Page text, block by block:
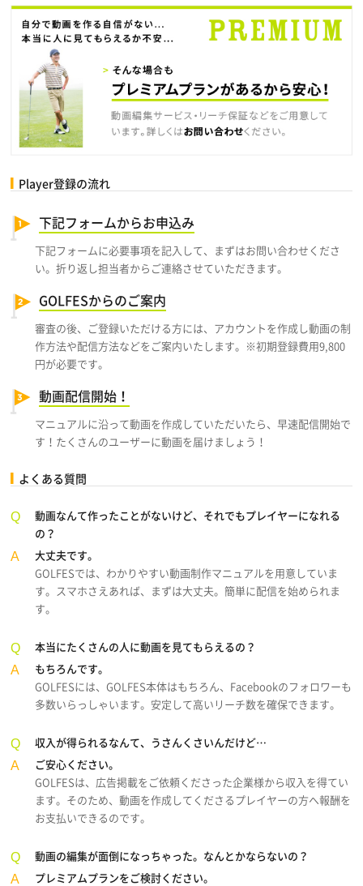
Player登録の流れ
下記フォームからお申込み
下記フォームに必要事項を記入して、まずはお問い合わせくださ
い。折り返し担当者からご連絡させていただきます。
GOLFESからのご案内
審査の後、ご登録いただける方には、アカウントを作成し動画の制
作方法や配信方法などをご案内いたします。※初期登録費用9,800
円が必要です。
動画配信開始！
マニュアルに沿って動画を作成していただいたら、早速配信開始で
す！たくさんのユーザーに動画を届けましょう！
よくある質問
動画なんて作ったことがないけど、それでもプレイヤーになれる
の？
大丈夫です。
GOLFESでは、わかりやすい動画制作マニュアルを用意していま
す。スマホさえあれば、まずは大丈夫。簡単に配信を始められま
す。
本当にたくさんの人に動画を見てもらえるの？
もちろんです。
GOLFESには、GOLFES本体はもちろん、Facebookのフォロワーも
多数いらっしゃいます。安定して高いリーチ数を確保できます。
収入が得られるなんて、うさんくさいんだけど…
ご安心ください。
GOLFESは、広告掲載をご依頼くださった企業様から収入を得てい
ます。そのため、動画を作成してくださるプレイヤーの方へ報酬を
お支払いできるのです。
動画の編集が面倒になっちゃった。なんとかならないの？
プレミアムプランをご検討ください。